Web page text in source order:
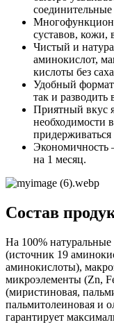
соединительные
суставов, кожи,
Чистый и
аминокислот,
кислоты без
Удобный
так и разводить
Приятный вкус
необходимости
придерживаться
Экономичность
на 1 месяц.
Состав
На 100%
(источник 19
аминокислоты),
микроэлементы (Zn,
(миристиновая,
пальмитолеиновая и
гарантирует